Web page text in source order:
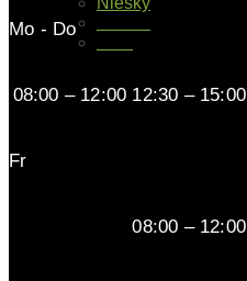
Mo - Do
08:00 – 12:00 12:30 – 15:00
Fr
08:00 – 12:00